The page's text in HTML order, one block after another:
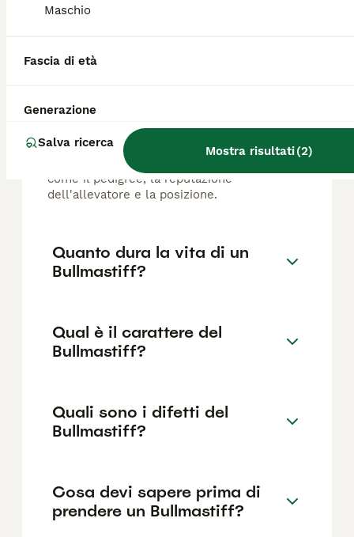
Maschio
Fascia di età
Generazione
Salva ricerca
Mostra risultati(2)
FAQ
Il costo medio di un cucciolo di Bullmastiff
di razza pura in Italia è di circa 368€ ,anche
se i prezzi possono variare in base a fattori
come il pedigree, la reputazione
dell'allevatore e la posizione.
Quanto dura la vita di un
Bullmastiff?
Qual è il carattere del
Bullmastiff?
Quali sono i difetti del
Bullmastiff?
Cosa devi sapere prima di
prendere un Bullmastiff?